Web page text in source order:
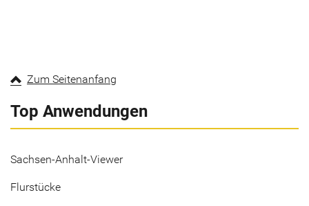
Zum Seitenanfang
Top Anwendungen
Sachsen-Anhalt-Viewer
Flurstücke